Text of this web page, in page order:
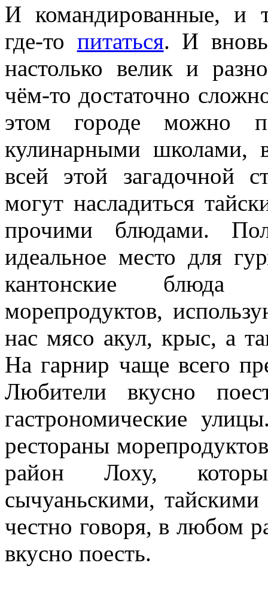
И командированные, и
где-то питаться. И вновь
настолько велик и
чём-то достаточно
этом городе можно
кулинарными школами,
всей этой загадочной
могут насладиться
прочими блюдами.
идеальное место для
кантонские
морепродуктов,
нас мясо акул, крыс, а
На гарнир чаще всего
Любители вкусно
гастрономические
рестораны
район Лоху,
сычуаньскими,
честно говоря, в любом
вкусно поесть.